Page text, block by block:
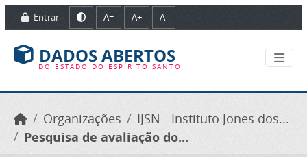
Ir para o conteúdo principal
Entrar A= A+ A-
DADOS ABERTOS
DO ESTADO DO ESPÍRITO SANTO
Organizações IJSN - Instituto Jones dos...
Pesquisa de avaliação do...